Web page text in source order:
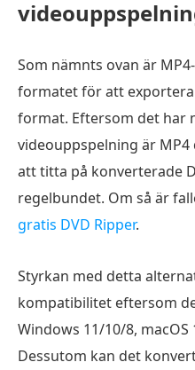
Som nämnts ovan är
formatet för att
format. Eftersom det har
videouppspelning är
att titta på konverterade
regelbundet. Om så är
gratis DVD Ripper.
Styrkan med detta
kompatibilitet eftersom
Windows 11/10/8, macOS
Dessutom kan det